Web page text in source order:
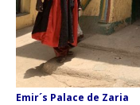
Emir´s Palace de Zaria